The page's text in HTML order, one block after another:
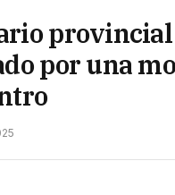
por una